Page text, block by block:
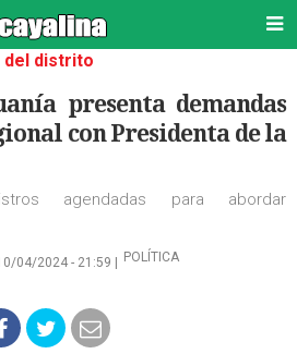
del distrito
presenta demandas
con Presidenta de la
agendadas para abordar
04/2024 - 21:59 |
POLÍTICA